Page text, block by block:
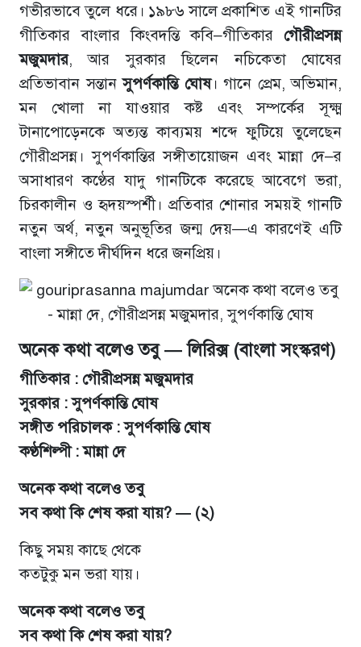
গভীরভাবে তুলে ধরে। ১৯৮৬ সালে প্রকাশিত এই গানটির
গীতিকার বাংলার কিংবদন্তি কবি–গীতিকার গৌরীপ্রসন্ন
মজুমদার, আর সুরকার ছিলেন নচিকেতা ঘোষের
প্রতিভাবান সন্তানসুপর্ণকান্তি ঘোষ। গানে প্রেম, অভিমান,
মন খোলা না যাওয়ার কষ্ট এবং সম্পর্কের সূক্ষ্ম
টানাপোড়েনকে অত্যন্ত কাব্যময় শব্দে ফুটিয়ে তুলেছেন
গৌরীপ্রসন্ন। সুপর্ণকান্তির সঙ্গীতায়োজন এবং মান্না দে–র
অসাধারণ কণ্ঠের যাদু গানটিকে করেছে আবেগে ভরা,
চিরকালীন ও হৃদয়স্পর্শী। প্রতিবার শোনার সময়ই গানটি
নতুন অর্থ, নতুন অনুভূতির জন্ম দেয়—এ কারণেই এটি
বাংলা সঙ্গীতে দীর্ঘদিন ধরে জনপ্রিয়।
অনেক কথা বলেও তবু — লিরিক্স (বাংলা সংস্করণ)
গীতিকার : গৌরীপ্রসন্ন মজুমদার
সুরকার : সুপর্ণকান্তি ঘোষ
সঙ্গীত পরিচালক : সুপর্ণকান্তি ঘোষ
কণ্ঠশিল্পী : মান্না দে
অনেক কথা বলেও তবু
সব কথা কি শেষ করা যায়? — (২)
কিছু সময় কাছে থেকে
কতটুকু মন ভরা যায়।
অনেক কথা বলেও তবু
সব কথা কি শেষ করা যায়?